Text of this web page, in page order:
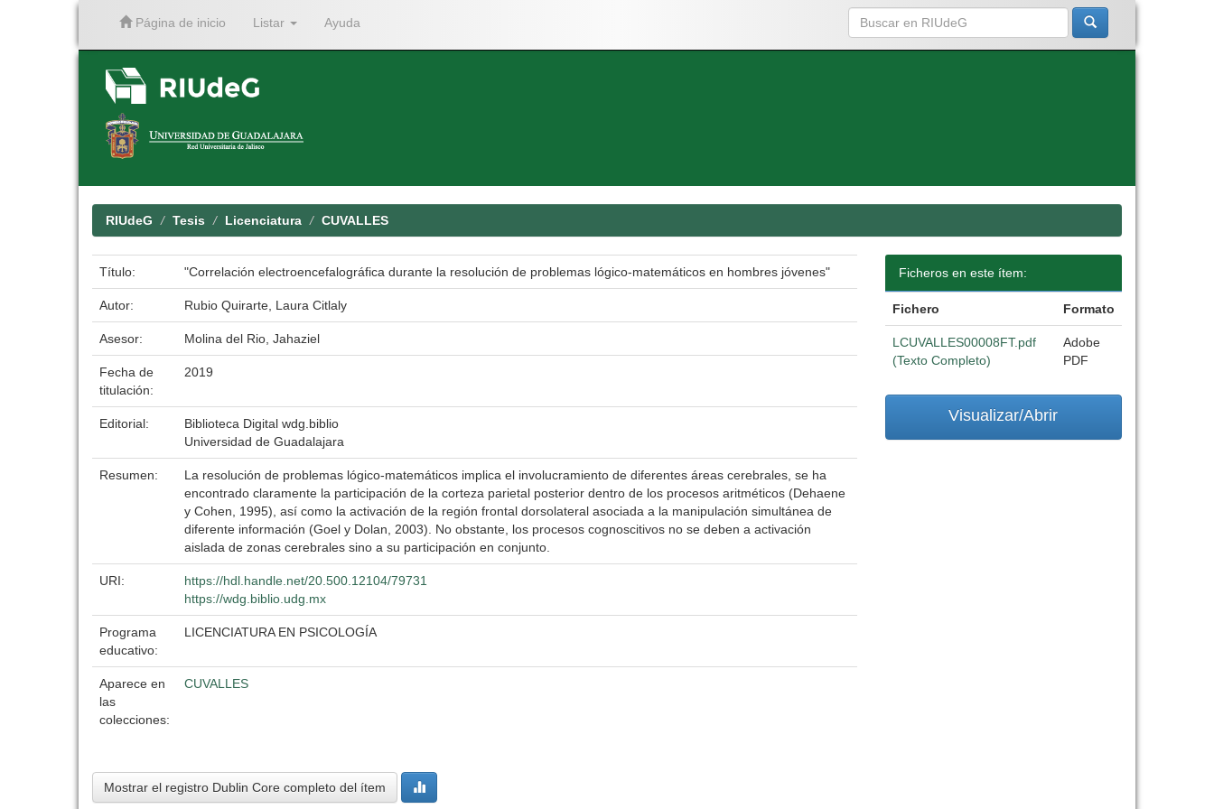
Página de inicio Listar Ayuda
RIUdeG Tesis Licenciatura CUVALLES
Título: "Correlación electroencefalográfica durante la resolución de problemas lógico-matemáticos en hombres jóvenes"
Autor: Rubio Quirarte, Laura Citlaly
Asesor: Molina del Rio, Jahaziel
Fecha de
titulación:
2019
Editorial:
Biblioteca Digital wdg.biblio
Universidad de Guadalajara
Resumen:
La resolución de problemas lógico-matemáticos implica el involucramiento de diferentes áreas cerebrales, se ha
encontrado claramente la participación de la corteza parietal posterior dentro de los procesos aritméticos (Dehaene
y Cohen, 1995), así como la activación de la región frontal dorsolateral asociada a la manipulación simultánea de
diferente información (Goel y Dolan, 2003). No obstante, los procesos cognoscitivos no se deben a activación
aislada de zonas cerebrales sino a su participación en conjunto.
URI:
https://hdl.handle.net/20.500.12104/79731
https://wdg.biblio.udg.mx
Programa
educativo:
LICENCIATURA EN PSICOLOGÍA
Aparece en
las
colecciones:
CUVALLES
Mostrar el registro Dublin Core completo del ítem
Ficheros en este ítem:
Fichero Formato
LCUVALLES00008FT.pdf
(Texto Completo)
Adobe
PDF
Visualizar/Abrir